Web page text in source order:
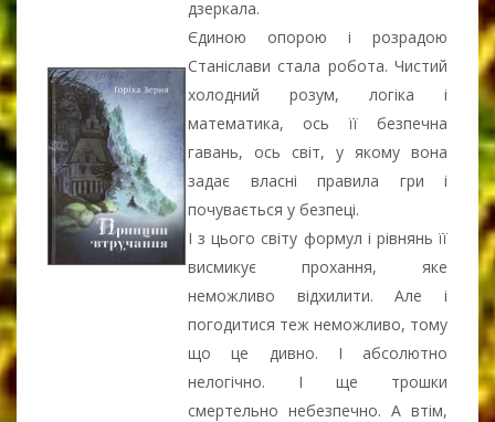
дзеркала.
Єдиною опорою і розрадою
Станіслави стала робота. Чистий
холодний розум, логіка і
математика, ось її безпечна
гавань, ось світ, у якому вона
задає власні правила гри і
почувається у безпеці.
І з цього світу формул і рівнянь її
висмикує прохання, яке
неможливо відхилити. Але і
погодитися теж неможливо, тому
що це дивно. І абсолютно
нелогічно. І ще трошки
смертельно небезпечно. А втім,